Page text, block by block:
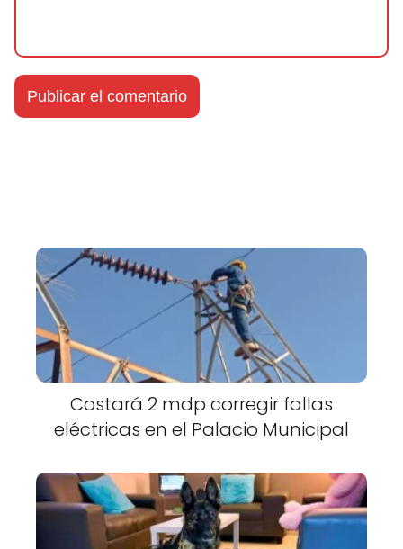
Costará 2 mdp corregir fallas
eléctricas en el Palacio Municipal